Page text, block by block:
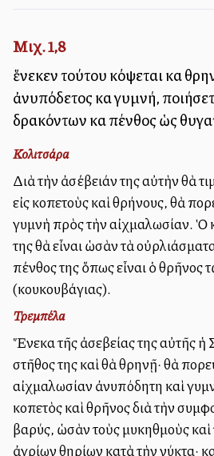
Μιχ. 1,8
ἕνεκεν τούτου κόψεται καὶ
ἀνυπόδετος καὶ γυμνή,
δρακόντων καὶ πένθος ὡς
Κολιτσάρα
Διὰ τὴν ἀσέβειάν της αὐτὴν θὰ
εἰς κοπετοὺς καὶ θρήνους, θὰ
γυμνὴ πρὸς τὴν αἰχμαλωσίαν. Ὁ
της θὰ εἶναι ὡσὰν τὰ
πένθος της ὅπως εἶναι ὁ θρῆνος
(κουκουβάγιας).
Τρεμπέλα
Ἕνεκα τῆς ἀσεβείας της αὐτῆς ἡ
στῆθος της καὶ θὰ θρηνῇ· θὰ
αἰχμαλωσίαν ἀνυπόδητη καὶ
κοπετὸς καὶ θρῆνος διὰ τὴν
βαρύς, ὡσὰν τοὺς μυκηθμοὺς
ἀγρίων θηρίων κατὰ τὴν νύκτα·